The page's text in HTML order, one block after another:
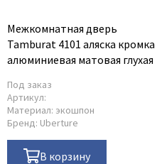
Межкомнатная дверь
Tamburat 4101 аляска кромка
алюминиевая матовая глухая
Под заказ
Артикул:
Материал: экошпон
Бренд: Uberture
В корзину